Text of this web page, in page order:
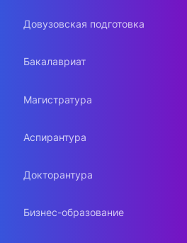
Довузовская подготовка
Бакалавриат
Магистратура
Аспирантура
Докторантура
Бизнес-образование